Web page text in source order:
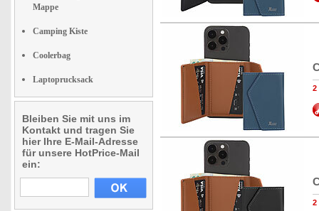
Mappe
Camping Kiste
Coolerbag
Laptoprucksack
Bleiben Sie mit uns im
Kontakt und tragen Sie
hier Ihre E-Mail-Adresse
für unsere HotPrice-Mail
ein:
2
2